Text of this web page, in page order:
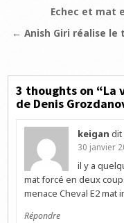
Navigation
de
Echec et mat
← Anish Giri réalise le
3 thoughts on “La
de Denis
keigan dit
30 janvier
il y a
mat forcé en deux
menace Cheval E2 mat
Répondre